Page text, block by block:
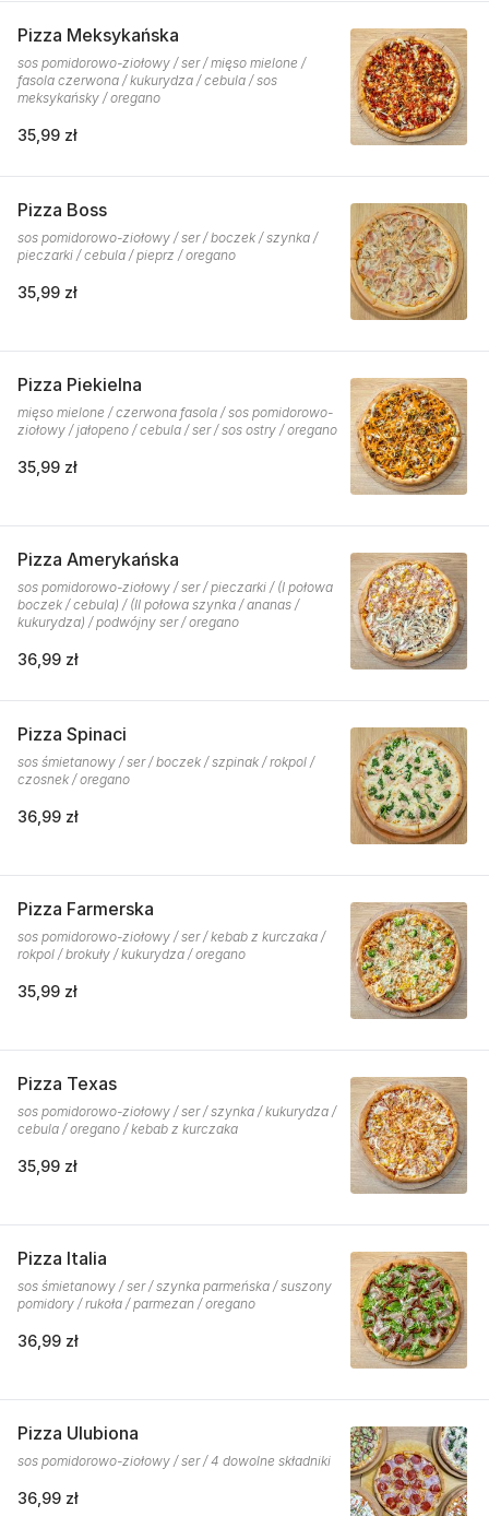
Pizza Meksykańska
sos pomidorowo-ziołowy / ser / mięso mielone /
fasola czerwona / kukurydza / cebula / sos
meksykańsky / oregano
35,99 zł
Pizza Boss
sos pomidorowo-ziołowy / ser / boczek / szynka /
pieczarki / cebula / pieprz / oregano
35,99 zł
Pizza Piekielna
mięso mielone / czerwona fasola / sos pomidorowo-
ziołowy / jałopeno / cebula / ser / sos ostry / oregano
35,99 zł
Pizza Amerykańska
sos pomidorowo-ziołowy / ser / pieczarki / (I połowa
boczek / cebula) / (II połowa szynka / ananas /
kukurydza) / podwójny ser / oregano
36,99 zł
Pizza Spinaci
sos śmietanowy / ser / boczek / szpinak / rokpol /
czosnek / oregano
36,99 zł
Pizza Farmerska
sos pomidorowo-ziołowy / ser / kebab z kurczaka /
rokpol / brokuły / kukurydza / oregano
35,99 zł
Pizza Texas
sos pomidorowo-ziołowy / ser / szynka / kukurydza /
cebula / oregano / kebab z kurczaka
35,99 zł
Pizza Italia
sos śmietanowy / ser / szynka parmeńska / suszony
pomidory / rukoła / parmezan / oregano
36,99 zł
Pizza Ulubiona
sos pomidorowo-ziołowy / ser / 4 dowolne składniki
36,99 zł